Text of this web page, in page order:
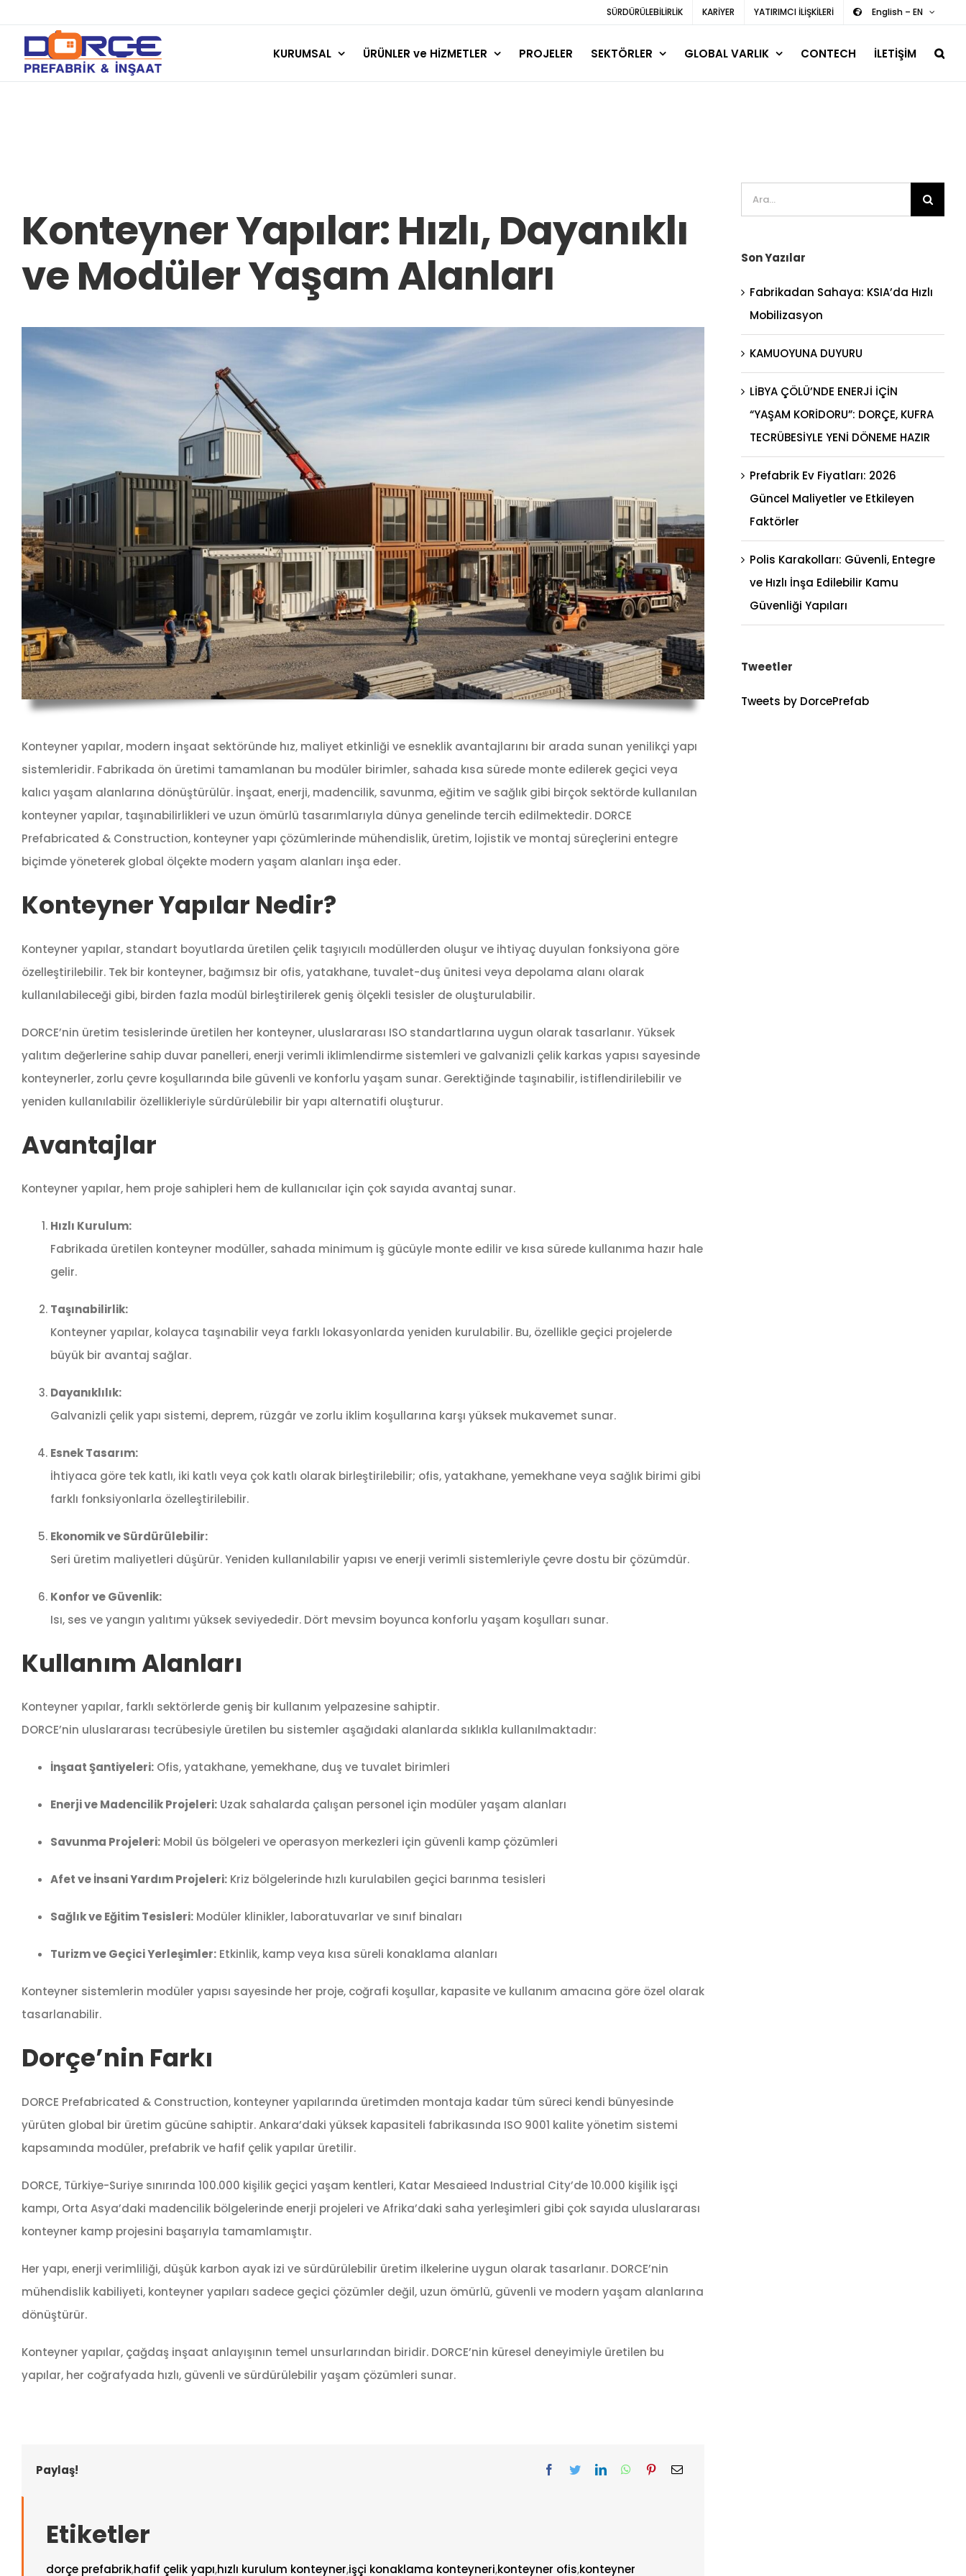
content
SÜRDÜRÜLEBİLİRLİK KARİYER YATIRIMCI İLİŞKİLERİ English – EN
KURUMSAL ÜRÜNLER ve HİZMETLER PROJELER SEKTÖRLER GLOBAL VARLIK CONTECH İLETİŞİM
Konteyner Yapılar: Hızlı, Dayanıklı
ve Modüler Yaşam Alanları
Konteyner yapılar, modern inşaat sektöründe hız, maliyet etkinliği ve esneklik avantajlarını bir arada sunan yenilikçi yapı
sistemleridir. Fabrikada ön üretimi tamamlanan bu modüler birimler, sahada kısa sürede monte edilerek geçici veya
kalıcı yaşam alanlarına dönüştürülür. İnşaat, enerji, madencilik, savunma, eğitim ve sağlık gibi birçok sektörde kullanılan
konteyner yapılar, taşınabilirlikleri ve uzun ömürlü tasarımlarıyla dünya genelinde tercih edilmektedir. DORCE
Prefabricated & Construction, konteyner yapı çözümlerinde mühendislik, üretim, lojistik ve montaj süreçlerini entegre
biçimde yöneterek global ölçekte modern yaşam alanları inşa eder.
Konteyner Yapılar Nedir?
Konteyner yapılar, standart boyutlarda üretilen çelik taşıyıcılı modüllerden oluşur ve ihtiyaç duyulan fonksiyona göre
özelleştirilebilir. Tek bir konteyner, bağımsız bir ofis, yatakhane, tuvalet-duş ünitesi veya depolama alanı olarak
kullanılabileceği gibi, birden fazla modül birleştirilerek geniş ölçekli tesisler de oluşturulabilir.
DORCE’nin üretim tesislerinde üretilen her konteyner, uluslararası ISO standartlarına uygun olarak tasarlanır. Yüksek
yalıtım değerlerine sahip duvar panelleri, enerji verimli iklimlendirme sistemleri ve galvanizli çelik karkas yapısı sayesinde
konteynerler, zorlu çevre koşullarında bile güvenli ve konforlu yaşam sunar. Gerektiğinde taşınabilir, istiflendirilebilir ve
yeniden kullanılabilir özellikleriyle sürdürülebilir bir yapı alternatifi oluşturur.
Avantajlar
Konteyner yapılar, hem proje sahipleri hem de kullanıcılar için çok sayıda avantaj sunar.
Hızlı Kurulum:
Fabrikada üretilen konteyner modüller, sahada minimum iş gücüyle monte edilir ve kısa sürede kullanıma hazır hale
gelir.
Taşınabilirlik:
Konteyner yapılar, kolayca taşınabilir veya farklı lokasyonlarda yeniden kurulabilir. Bu, özellikle geçici projelerde
büyük bir avantaj sağlar.
Dayanıklılık:
Galvanizli çelik yapı sistemi, deprem, rüzgâr ve zorlu iklim koşullarına karşı yüksek mukavemet sunar.
Esnek Tasarım:
İhtiyaca göre tek katlı, iki katlı veya çok katlı olarak birleştirilebilir; ofis, yatakhane, yemekhane veya sağlık birimi gibi
farklı fonksiyonlarla özelleştirilebilir.
Ekonomik ve Sürdürülebilir:
Seri üretim maliyetleri düşürür. Yeniden kullanılabilir yapısı ve enerji verimli sistemleriyle çevre dostu bir çözümdür.
Konfor ve Güvenlik:
Isı, ses ve yangın yalıtımı yüksek seviyededir. Dört mevsim boyunca konforlu yaşam koşulları sunar.
Kullanım Alanları
Konteyner yapılar, farklı sektörlerde geniş bir kullanım yelpazesine sahiptir.
DORCE’nin uluslararası tecrübesiyle üretilen bu sistemler aşağıdaki alanlarda sıklıkla kullanılmaktadır:
İnşaat Şantiyeleri:Ofis, yatakhane, yemekhane, duş ve tuvalet birimleri
Enerji ve Madencilik Projeleri:Uzak sahalarda çalışan personel için modüler yaşam alanları
Savunma Projeleri:Mobil üs bölgeleri ve operasyon merkezleri için güvenli kamp çözümleri
Afet ve İnsani Yardım Projeleri:Kriz bölgelerinde hızlı kurulabilen geçici barınma tesisleri
Sağlık ve Eğitim Tesisleri:Modüler klinikler, laboratuvarlar ve sınıf binaları
Turizm ve Geçici Yerleşimler:Etkinlik, kamp veya kısa süreli konaklama alanları
Konteyner sistemlerin modüler yapısı sayesinde her proje, coğrafi koşullar, kapasite ve kullanım amacına göre özel olarak
tasarlanabilir.
Dorçe’nin Farkı
DORCE Prefabricated & Construction, konteyner yapılarında üretimden montaja kadar tüm süreci kendi bünyesinde
yürüten global bir üretim gücüne sahiptir. Ankara’daki yüksek kapasiteli fabrikasında ISO 9001 kalite yönetim sistemi
kapsamında modüler, prefabrik ve hafif çelik yapılar üretilir.
DORCE, Türkiye-Suriye sınırında 100.000 kişilik geçici yaşam kentleri, Katar Mesaieed Industrial City’de 10.000 kişilik işçi
kampı, Orta Asya’daki madencilik bölgelerinde enerji projeleri ve Afrika’daki saha yerleşimleri gibi çok sayıda uluslararası
konteyner kamp projesini başarıyla tamamlamıştır.
Her yapı, enerji verimliliği, düşük karbon ayak izi ve sürdürülebilir üretim ilkelerine uygun olarak tasarlanır. DORCE’nin
mühendislik kabiliyeti, konteyner yapıları sadece geçici çözümler değil, uzun ömürlü, güvenli ve modern yaşam alanlarına
dönüştürür.
Konteyner yapılar, çağdaş inşaat anlayışının temel unsurlarından biridir. DORCE’nin küresel deneyimiyle üretilen bu
yapılar, her coğrafyada hızlı, güvenli ve sürdürülebilir yaşam çözümleri sunar.
Paylaş!
Etiketler
dorçe prefabrik,hafif çelik yapı,hızlı kurulum konteyner,işçi konaklama konteyneri,konteyner ofis,konteyner
Ara:
Son Yazılar
Fabrikadan Sahaya: KSIA’da Hızlı
Mobilizasyon
KAMUOYUNA DUYURU
LİBYA ÇÖLÜ’NDE ENERJİ İÇİN
“YAŞAM KORİDORU”: DORÇE, KUFRA
TECRÜBESİYLE YENİ DÖNEME HAZIR
Prefabrik Ev Fiyatları: 2026
Güncel Maliyetler ve Etkileyen
Faktörler
Polis Karakolları: Güvenli, Entegre
ve Hızlı İnşa Edilebilir Kamu
Güvenliği Yapıları
Tweetler
Tweets by DorcePrefab